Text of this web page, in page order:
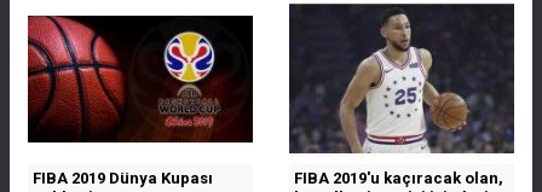
FIBA 2019 Dünya Kupası
FIBA 2019'u kaçıracak olan,